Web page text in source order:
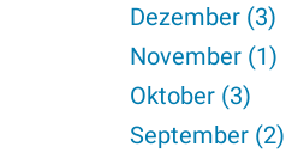
Dezember (3)
November (1)
Oktober (3)
September (2)